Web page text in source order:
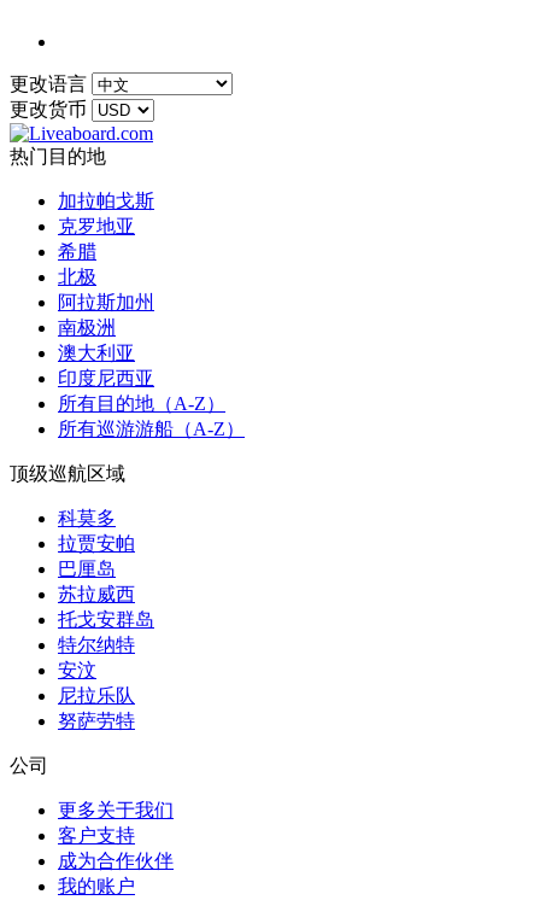
更改语言
更改货币
热门目的地
加拉帕戈斯
克罗地亚
希腊
北极
阿拉斯加州
南极洲
澳大利亚
印度尼西亚
所有目的地（A-Z）
所有巡游游船（A-Z）
顶级巡航区域
科莫多
拉贾安帕
巴厘岛
苏拉威西
托戈安群岛
特尔纳特
安汶
尼拉乐队
努萨劳特
公司
更多关于我们
客户支持
成为合作伙伴
我的账户